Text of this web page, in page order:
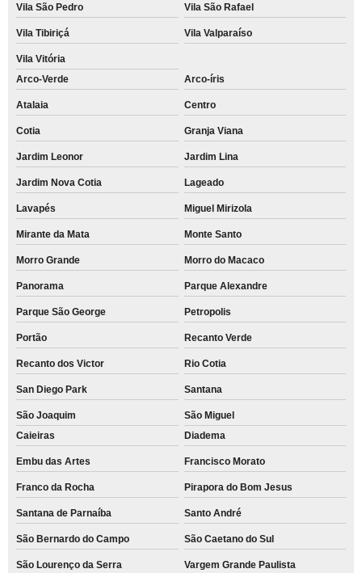
Vila São Pedro Vila São Rafael
Vila Tibiriçá Vila Valparaíso
Vila Vitória
Arco-Verde
Arco-íris
Atalaia Centro
Cotia Granja Viana
Jardim Leonor Jardim Lina
Jardim Nova Cotia Lageado
Lavapés Miguel Mirizola
Mirante da Mata Monte Santo
Morro Grande Morro do Macaco
Panorama Parque Alexandre
Parque São George Petropolis
Portão Recanto Verde
Recanto dos Victor Rio Cotia
San Diego Park Santana
São Joaquim
São Miguel
Caieiras
Diadema
Embu das Artes Francisco Morato
Franco da Rocha Pirapora do Bom Jesus
Santana de Parnaíba Santo André
São Bernardo do Campo São Caetano do Sul
São Lourenço da Serra
Vargem Grande Paulista